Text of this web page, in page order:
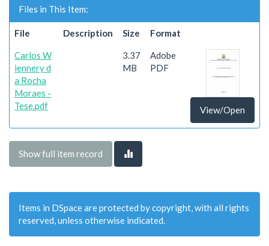
Files in This Item:
File Description Size Format
Carlos W
iennery d
a Rocha
Moraes -
Tese.pdf
3.37
MB
Adobe
PDF
View/Open
Show full item record
Items in DSpace are protected by copyright, with all rights
reserved, unless otherwise indicated.